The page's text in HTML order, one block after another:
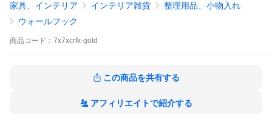
・サイズは２種類
Sサイズ（フック長95mm）
Mサイズ（フック長125mm）
寸法は画像参照
壁の素材が中空構造や石膏ボードの場合には、ボードアンカーが
必要になる場合がございます。
家具、インテリア インテリア雑貨
整理用品、小物入れ
ウォールフック
商品 コード： 7x7xcrfk-gold
この商品を共有する
アフィリエイトで紹介する